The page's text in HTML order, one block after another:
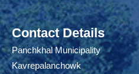
Contact Details
Panchkhal Municipality
Kavrepalanchowk